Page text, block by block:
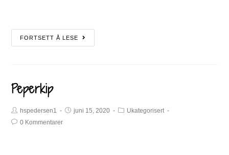
FORTSETT Å LESE
Peperkip
hspedersen1 juni 15, 2020
Ukategorisert
0 Kommentarer